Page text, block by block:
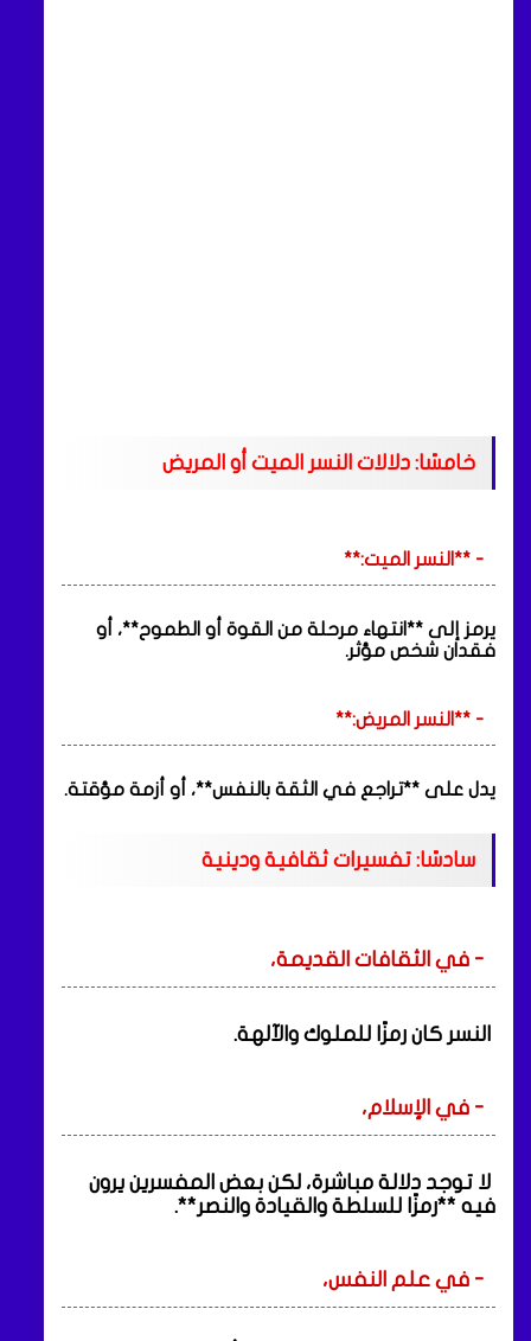
خامسًا: دلالات النسر الميت أو المريض
- **النسر الميت:**
يرمز إلى **انتهاء مرحلة من القوة أو الطموح**، أو
فقدان شخص مؤثر.
- **النسر المريض:**
يدل على **تراجع في الثقة بالنفس**، أو أزمة مؤقتة.
سادسًا: تفسيرات ثقافية ودينية
- في الثقافات القديمة،
النسر كان رمزًا للملوك والآلهة.
- في الإسلام،
لا توجد دلالة مباشرة، لكن بعض المفسرين يرون
فيه **رمزًا للسلطة والقيادة والنصر**.
- في علم النفس،